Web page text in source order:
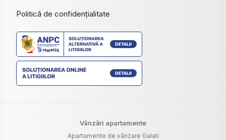
Politică de confidențialitate
Vânzări apartamente
Apartamente de vânzare Galati